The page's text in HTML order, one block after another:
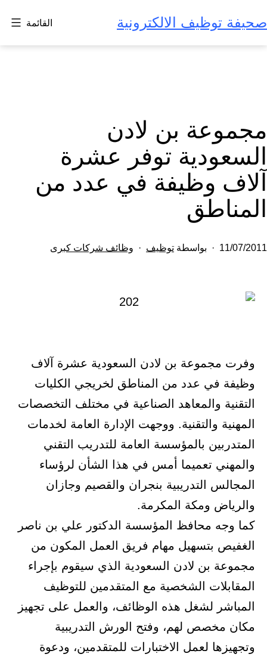
إلى
المحتوى
صحيفة توظيف الالكترونية القائمة
مجموعة بن لادن
السعودية توفر عشرة
آلاف وظيفة في عدد من
المناطق
تم
11/07/2011 بواسطة توظيف
مصنف
وظائف شركات كبرى
وفرت مجموعة بن لادن السعودية عشرة آلاف
وظيفة في عدد من المناطق لخريجي الكليات
التقنية والمعاهد الصناعية في مختلف التخصصات
المهنية والتقنية. ووجهت الإدارة العامة لخدمات
المتدربين بالمؤسسة العامة للتدريب التقني
والمهني تعميما أمس في هذا الشأن لرؤساء
المجالس التدريبية بنجران والقصيم وجازان
والرياض ومكة المكرمة.
كما وجه محافظ المؤسسة الدكتور علي بن ناصر
الغفيص بتسهيل مهام فريق العمل المكون من
مجموعة بن لادن السعودية الذي سيقوم بإجراء
المقابلات الشخصية مع المتقدمين للتوظيف
المباشر لشغل هذه الوظائف، والعمل على تجهيز
مكان مخصص لهم، وفتح الورش التدريبية
وتجهيزها لعمل الاختبارات للمتقدمين، ودعوة